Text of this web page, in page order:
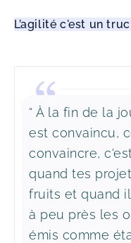
L’agilité c'est un
“ À la fin de la
est convaincu,
convaincre,
quand tes
fruits et quand
à peu près les
émis comme